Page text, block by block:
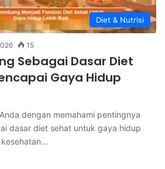
Diet & Nutrisi
15
Sebagai Dasar Diet
Gaya Hidup
dengan memahami pentingnya
dasar diet sehat untuk gaya hidup